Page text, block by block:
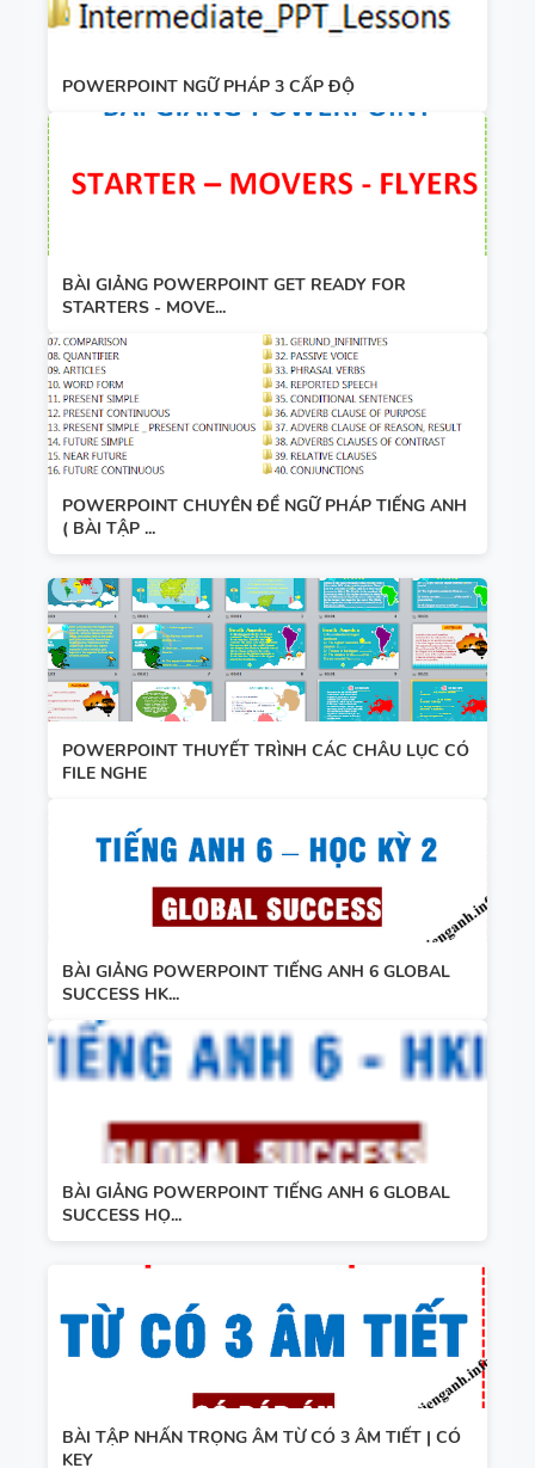
POWERPOINT NGỮ PHÁP 3 CẤP ĐỘ
BÀI GIẢNG POWERPOINT GET READY FOR
STARTERS - MOVE...
POWERPOINT CHUYÊN ĐỀ NGỮ PHÁP TIẾNG ANH
( BÀI TẬP ...
POWERPOINT THUYẾT TRÌNH CÁC CHÂU LỤC CÓ
FILE NGHE
BÀI GIẢNG POWERPOINT TIẾNG ANH 6 GLOBAL
SUCCESS HK...
BÀI GIẢNG POWERPOINT TIẾNG ANH 6 GLOBAL
SUCCESS HỌ...
BÀI TẬP NHẤN TRỌNG ÂM TỪ CÓ 3 ÂM TIẾT | CÓ
KEY